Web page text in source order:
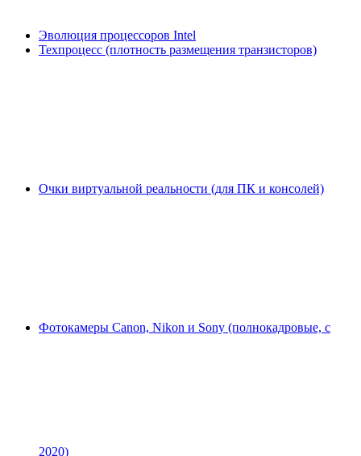
Эволюция процессоров Intel
Техпроцесс (плотность размещения транзисторов)
Очки виртуальной реальности (для ПК и консолей)
Фотокамеры Canon, Nikon и Sony (полнокадровые, с
2020)